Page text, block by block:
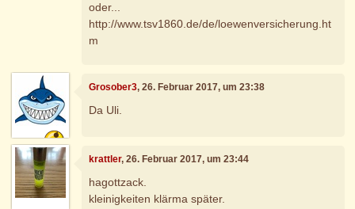
oder...
http://www.tsv1860.de/de/loewenversicherung.ht
m
Grosober3, 26. Februar 2017, um 23:38
Da Uli.
krattler, 26. Februar 2017, um 23:44
hagottzack.
kleinigkeiten klärma später.